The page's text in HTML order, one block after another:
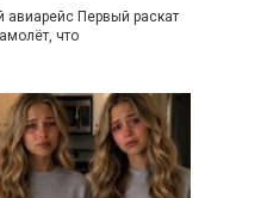
авиарейс Первый раскат
что